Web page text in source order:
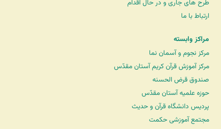
طرح های جاری و در حال اقدام
ارتباط با ما
مراکز وابسته
مرکز نجوم و آسمان نما
مرکز آموزش قرآن کریم آستان مقدّس
صندوق قرض الحسنه
حوزه علمیه آستان مقدّس
پردیس دانشگاه قرآن و حدیث
مجتمع آموزشی حکمت